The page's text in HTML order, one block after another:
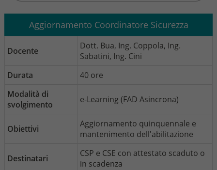
Aggiornamento Coordinatore Sicurezza
Docente
Dott. Bua, Ing. Coppola, Ing.
Sabatini, Ing. Cini
Durata
40 ore
Modalità di
svolgimento
e-Learning (FAD Asincrona)
Obiettivi
Aggiornamento quinquennale e
mantenimento dell'abilitazione
Destinatari
CSP e CSE con attestato scaduto o
in scadenza